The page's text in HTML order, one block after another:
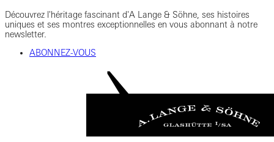
Découvrez l'héritage fascinant d'A Lange & Söhne, ses histoires
uniques et ses montres exceptionnelles en vous abonnant à notre
newsletter.
ABONNEZ-VOUS